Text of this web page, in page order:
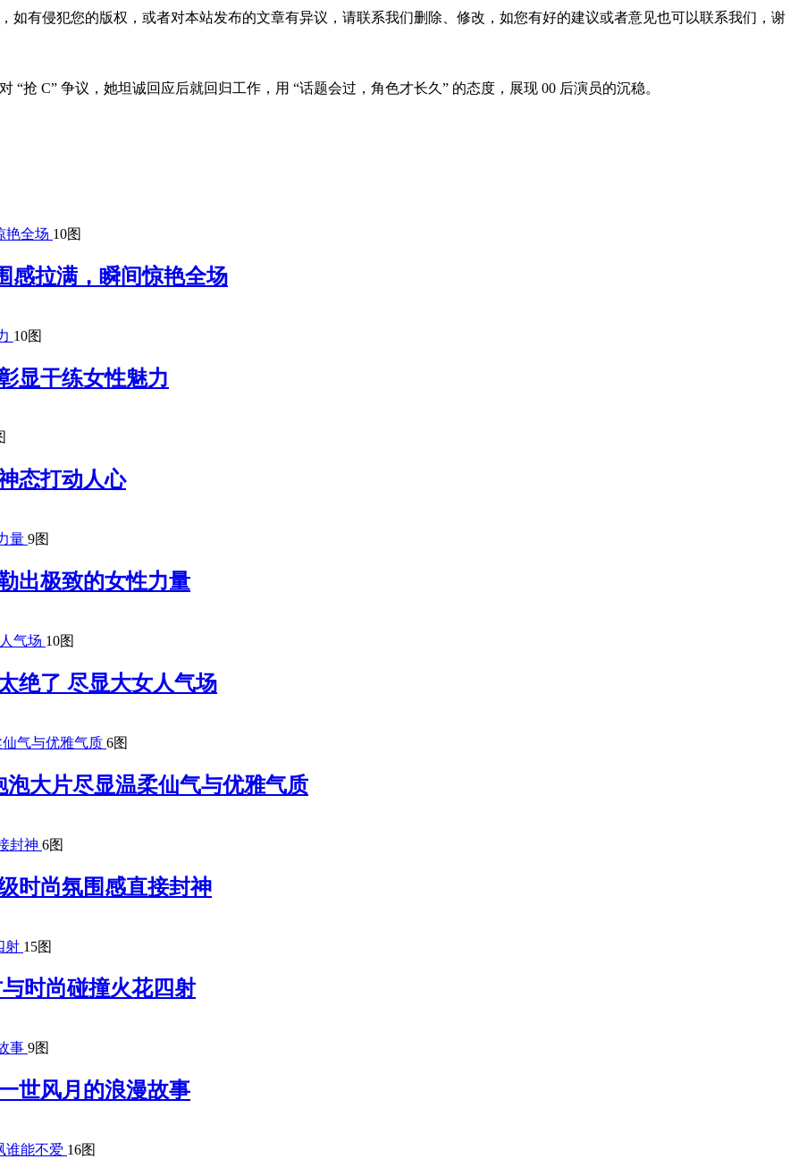
如有侵犯您的版权，或者对本站发布的文章有异议，请联系我们删除、修改，如您有好的建议或者意见也可以联系我们，谢
抢 C” 争议，她坦诚回应后就回归工作，用 “话题会过，角色才长久” 的态度，展现 00 后演员的沉稳。
10图
感拉满，瞬间惊艳全场
10图
显干练女性魅力
态打动人心
9图
出极致的女性力量
10图
绝了 尽显大女人气场
6图
大片尽显温柔仙气与优雅气质
6图
时尚氛围感直接封神
15图
时尚碰撞火花四射
9图
世风月的浪漫故事
16图